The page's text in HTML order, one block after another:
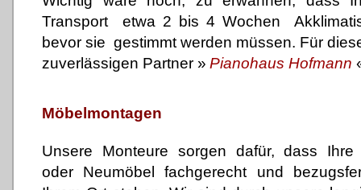
Transport etwa 2 bis 4 Wochen
bevor sie gestimmt werden müssen. Für
zuverlässigen Partner » Pianohaus Hofmann
Möbelmontagen
Unsere Monteure sorgen dafür, dass Ihre
oder Neumöbel fachgerecht und